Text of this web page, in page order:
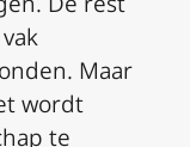
Maar
wordt
te